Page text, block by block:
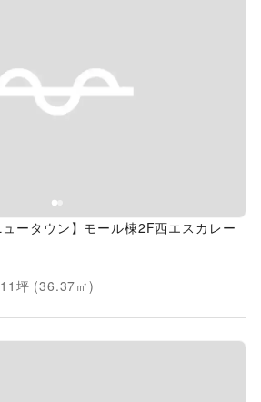
ュータウン】モール棟2F西エスカレー
11 坪 (36.37㎡)